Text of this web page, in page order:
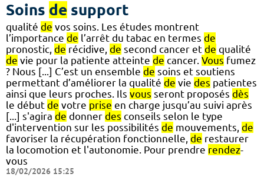
Soins de support
qualité de vos soins. Les études montrent
l’importance de l’arrêt du tabac en termes de
pronostic, de récidive, de second cancer et de qualité
de vie pour la patiente atteinte de cancer. Vous fumez
? Nous [...] C’est un ensemble de soins et soutiens
permettant d’améliorer la qualité de vie des patientes
ainsi que leurs proches. Ils vous seront proposés dès
le début de votre prise en charge jusqu’au suivi après
[...] s'agira de donner des conseils selon le type
d'intervention sur les possibilités de mouvements, de
favoriser la récupération fonctionnelle, de restaurer
la locomotion et l'autonomie. Pour prendre rendez-
vous
18/02/2026 15:25